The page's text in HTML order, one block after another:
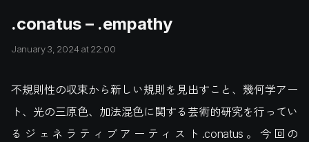
.conatus – .empathy
January 3, 2024 at 22:00
不規則性の収束から新しい規則を見出すこと、幾何学アー
ト、光の三原色、加法混色に関する芸術的研究を行ってい
るジェネラティブアーティスト.conatus。今回の